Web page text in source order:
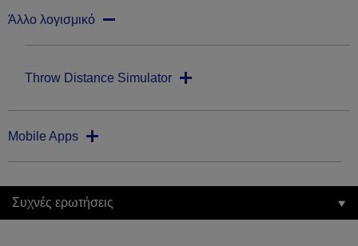
Άλλο λογισμικό
Throw Distance Simulator
Mobile Apps
Συχνές ερωτήσεις